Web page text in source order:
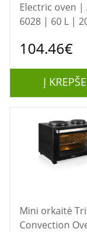
Electric oven |
6028 | 60 L |
104.46€
Į
Mini orkaitė Tristar
Convection